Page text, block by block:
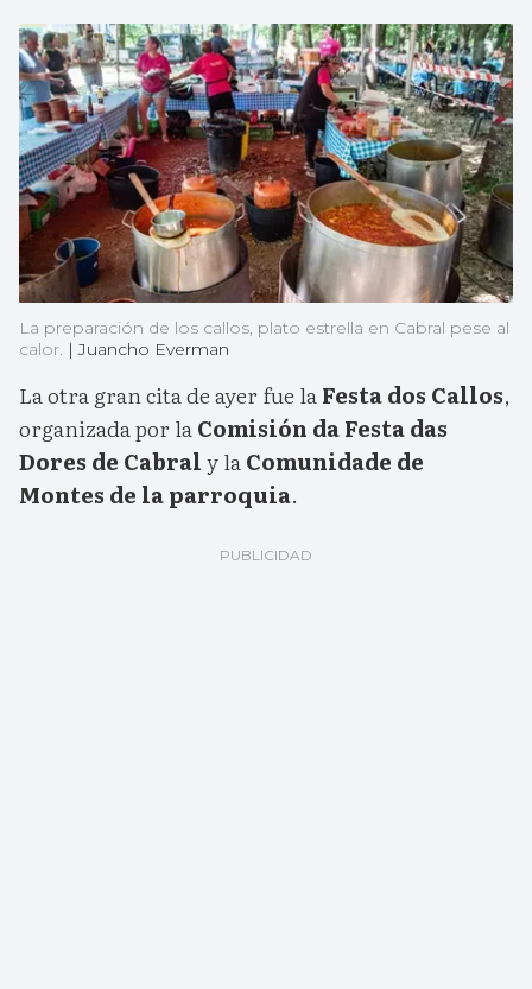
La preparación de los callos, plato estrella en Cabral pese al
calor. |Juancho Everman
La otra gran cita de ayer fue laFesta dos Callos,
organizada por laComisión da Festa das
Dores de Cabraly laComunidade de
Montes de la parroquia.